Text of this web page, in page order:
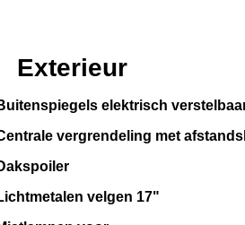
Exterieur
elektrisch
vergrendeling met
velgen 17"